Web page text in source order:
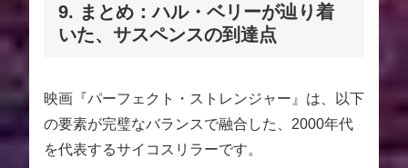
9. まとめ：ハル・ベリーが辿り着
いた、サスペンスの到達点
映画『パーフェクト・ストレンジャー』は、以下
の要素が完璧なバランスで融合した、2000年代
を代表するサイコスリラーです。